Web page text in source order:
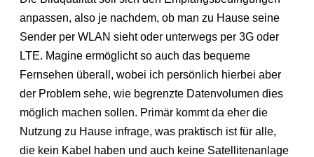
anpassen, also je nachdem, ob man zu Hause seine
Sender per WLAN sieht oder unterwegs per 3G oder
LTE. Magine ermöglicht so auch das bequeme
Fernsehen überall, wobei ich persönlich hierbei aber
der Problem sehe, wie begrenzte Datenvolumen dies
möglich machen sollen. Primär kommt da eher die
Nutzung zu Hause infrage, was praktisch ist für alle,
die kein Kabel haben und auch keine Satellitenanlage